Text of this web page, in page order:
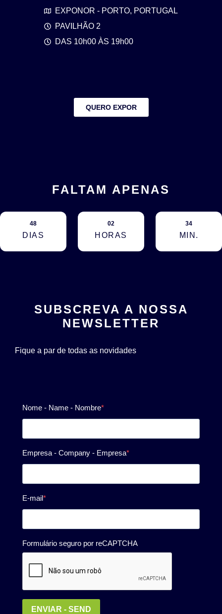
EXPONOR - PORTO, PORTUGAL
PAVILHÃO 2
DAS 10h00 ÀS 19h00
QUERO EXPOR
FALTAM APENAS
48
DIAS
02
HORAS
34
MIN.
SUBSCREVA A NOSSA
NEWSLETTER
Fique a par de todas as novidades